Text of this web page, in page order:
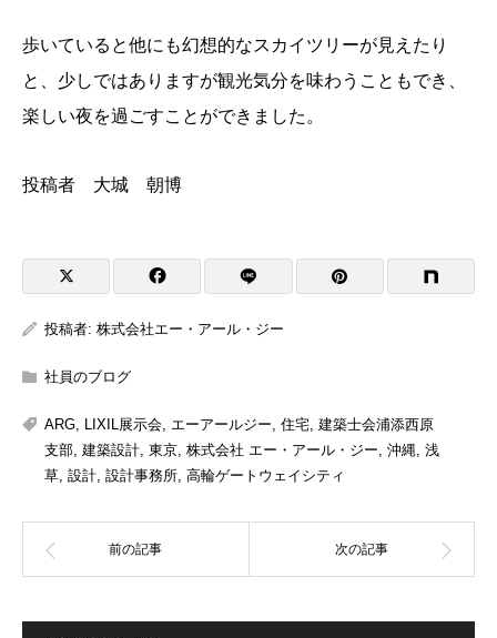
歩いていると他にも幻想的なスカイツリーが見えたり
と、少しではありますが観光気分を味わうこともでき、
楽しい夜を過ごすことができました。
投稿者 大城 朝博
投稿者: 株式会社エー・アール・ジー
社員のブログ
ARG, LIXIL展示会, エーアールジー, 住宅, 建築士会浦添西原
支部, 建築設計, 東京, 株式会社 エー・アール・ジー, 沖縄, 浅
草, 設計, 設計事務所, 高輪ゲートウェイシティ